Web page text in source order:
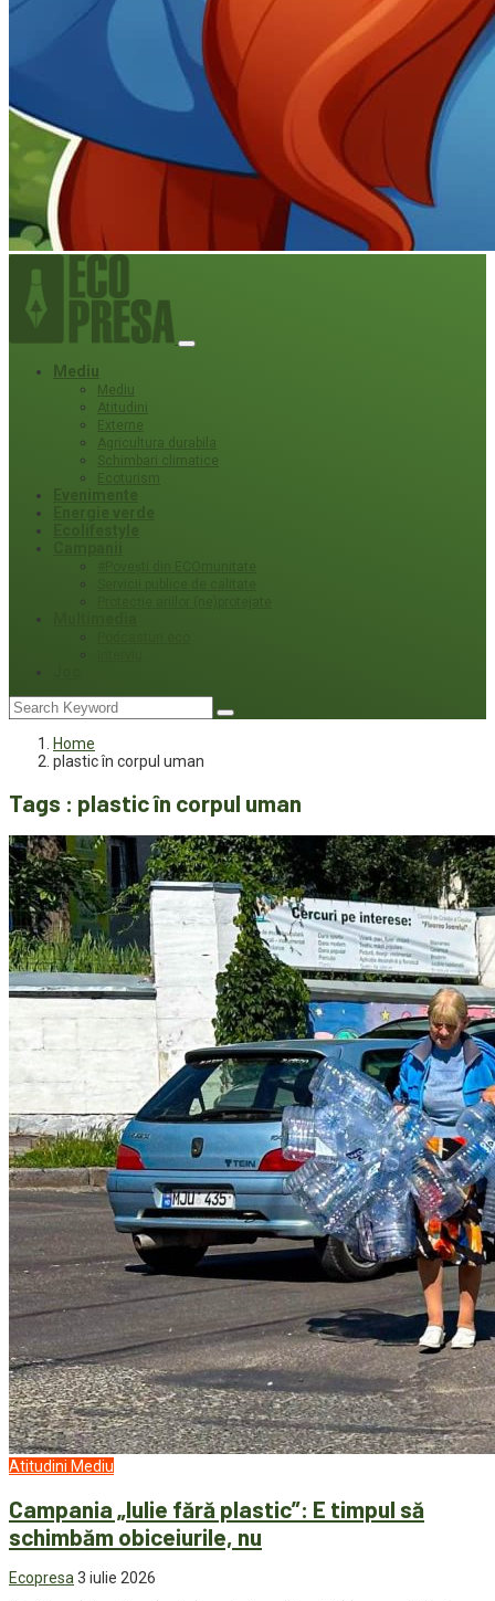
Mediu
Mediu
Atitudini
Externe
Agricultura durabila
Schimbari climatice
Ecoturism
Home
plastic în corpul uman
Tags : plastic în corpul uman
Atitudini Mediu
Campania „Iulie fără plastic”: E timpul să
schimbăm obiceiurile, nu
Ecopresa3 iulie 2026